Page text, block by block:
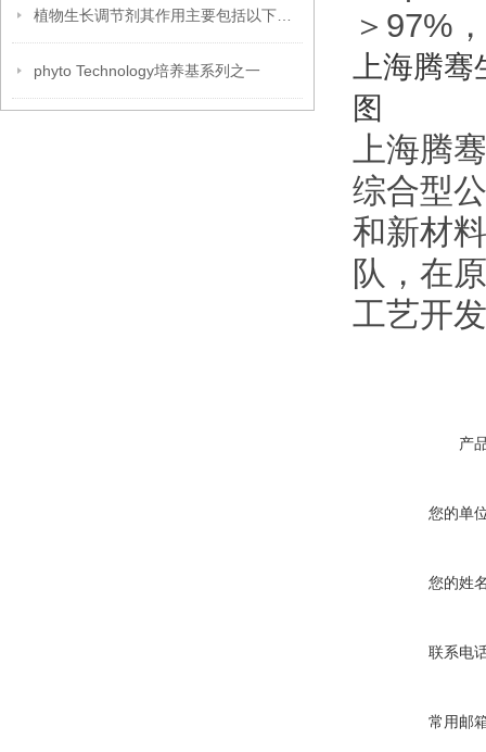
phyto Technology培养基系列之一
＞97%
上海腾
图
上海腾
综合型
和新材
队，在
工艺开
产
您的单
您的姓
联系电
常用邮